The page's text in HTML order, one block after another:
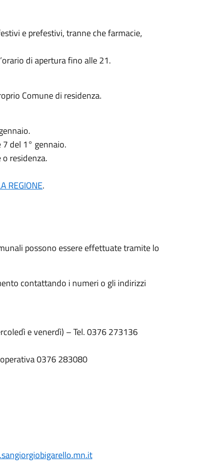
e prefestivi, tranne che farmacie,
di apertura fino alle 21.
Comune di residenza.
del 1° gennaio.
residenza.
REGIONE.
possono essere effettuate tramite lo
contattando i numeri o gli indirizzi
e venerdì) – Tel. 0376 273136
0376 283080